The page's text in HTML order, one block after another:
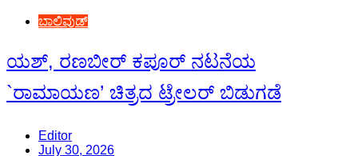
ಬಾಲಿವುಡ್
ಯಶ್, ರಣಬೀರ್ ಕಪೂರ್ ನಟನೆಯ
`ರಾಮಾಯಣ’ ಚಿತ್ರದ ಟ್ರೇಲರ್ ಬಿಡುಗಡೆ
Editor
July 30, 2026